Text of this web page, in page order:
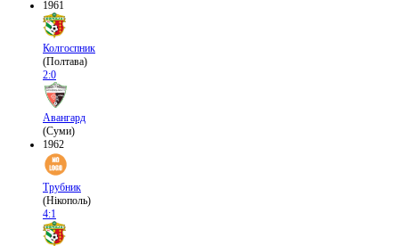
1961
Колгоспник
(Полтава)
2:0
Авангард
(Суми)
1962
Трубник
(Нікополь)
4:1